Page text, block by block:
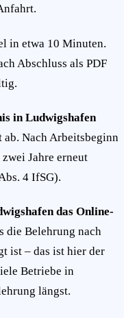
in etwa 10 Minuten.
Abschluss als PDF
in Ludwigshafen
Nach Arbeitsbeginn
Jahre erneut
4 IfSG).
das Online-
die Belehrung nach
ist – das ist hier der
Betriebe in
längst.